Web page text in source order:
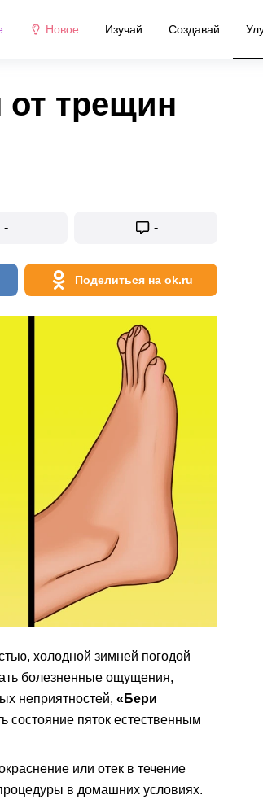
Новое Изучай Создавай
от трещин
- -
Поделиться на ok.ru
холодной зимней погодой
болезненные ощущения,
неприятностей, «Бери
состояние пяток естественным
или отек в течение
в домашних условиях.